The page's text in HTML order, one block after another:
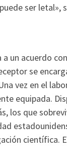
ser letal»,
a un acuerdo
se
vez en el
equipada.
los que
científica.